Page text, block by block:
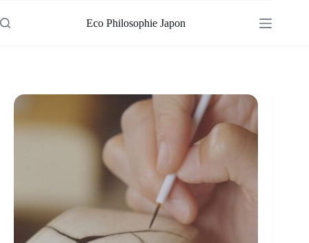
au
contenu
Eco Philosophie Japon